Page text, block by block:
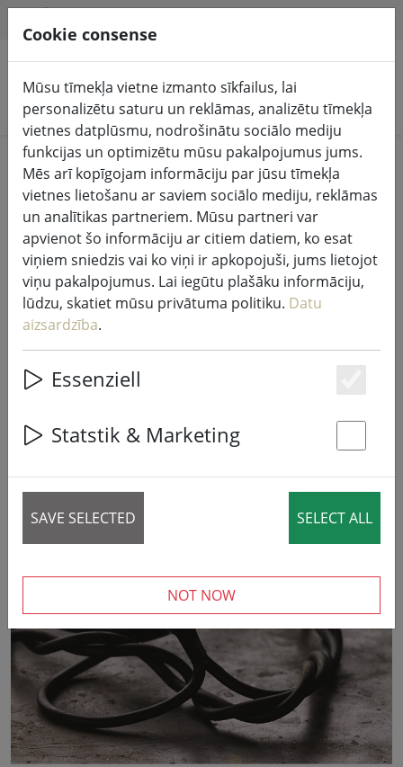
Meklēt produktus
Home
Pasaku gaismas un apgaismojums
Pasaku gaismas
Sirius Tech-Line pasaku gaismas
pagarinājums 90 LED silti balta 9 m
āra 230V melns
Cookie consense
Mūsu tīmekļa vietne izmanto sīkfailus, lai
personalizētu saturu un reklāmas, analizētu tīmekļa
vietnes datplūsmu, nodrošinātu sociālo mediju
funkcijas un optimizētu mūsu pakalpojumus jums.
Mēs arī kopīgojam informāciju par jūsu tīmekļa
vietnes lietošanu ar saviem sociālo mediju, reklāmas
un analītikas partneriem. Mūsu partneri var
apvienot šo informāciju ar citiem datiem, ko esat
viņiem sniedzis vai ko viņi ir apkopojuši, jums lietojot
viņu pakalpojumus. Lai iegūtu plašāku informāciju,
lūdzu, skatiet mūsu privātuma politiku. Datu
aizsardzība.
Essenziell
Statstik & Marketing
SAVE SELECTED SELECT ALL
NOT NOW